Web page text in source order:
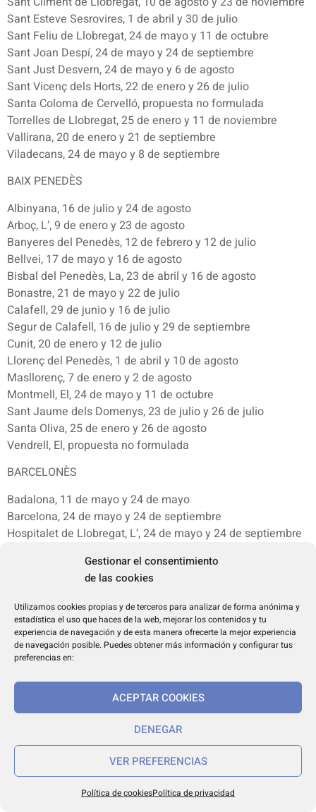
Gestionar el consentimiento
de las cookies
Utilizamos cookies propias y de terceros para analizar de forma anónima y
estadística el uso que haces de la web, mejorar los contenidos y tu
experiencia de navegación y de esta manera ofrecerte la mejor experiencia
de navegación posible. Puedes obtener más información y configurar tus
preferencias en:
ACEPTAR COOKIES
DENEGAR
VER PREFERENCIAS
Política de cookiesPolítica de privacidad
Sant Esteve Sesrovires, 1 de abril y 30 de julio
Sant Feliu de Llobregat, 24 de mayo y 11 de octubre
Sant Joan Despí, 24 de mayo y 24 de septiembre
Sant Just Desvern, 24 de mayo y 6 de agosto
Sant Vicenç dels Horts, 22 de enero y 26 de julio
Santa Coloma de Cervelló, propuesta no formulada
Torrelles de Llobregat, 25 de enero y 11 de noviembre
Vallirana, 20 de enero y 21 de septiembre
Viladecans, 24 de mayo y 8 de septiembre
BAIX PENEDÈS
Albinyana, 16 de julio y 24 de agosto
Arboç, L’, 9 de enero y 23 de agosto
Banyeres del Penedès, 12 de febrero y 12 de julio
Bellvei, 17 de mayo y 16 de agosto
Bisbal del Penedès, La, 23 de abril y 16 de agosto
Bonastre, 21 de mayo y 22 de julio
Calafell, 29 de junio y 16 de julio
Segur de Calafell, 16 de julio y 29 de septiembre
Cunit, 20 de enero y 12 de julio
Llorenç del Penedès, 1 de abril y 10 de agosto
Masllorenç, 7 de enero y 2 de agosto
Montmell, El, 24 de mayo y 11 de octubre
Sant Jaume dels Domenys, 23 de julio y 26 de julio
Santa Oliva, 25 de enero y 26 de agosto
Vendrell, El, propuesta no formulada
BARCELONÈS
Badalona, 11 de mayo y 24 de mayo
Barcelona, 24 de mayo y 24 de septiembre
Hospitalet de Llobregat, L’, 24 de mayo y 24 de septiembre
Santa Coloma de Gramenet, 24 de mayo y 24 de
BERGUEDÀ
Avià, 3 de junio y 30 de agosto
Bagà, 24 de mayo y 3 de agosto
Borredà, 24 de mayo y 23 de agosto
Capolat, 3 de junio y 8 de septiembre
Casserres, 4 de mayo y 31 de agosto
Castellar de n’Hug, 23 de abril y 29 de septiembre
Castellar del Riu, 3 de junio y 8 de septiembre
Cercs, 23 de abril y 3 de junio